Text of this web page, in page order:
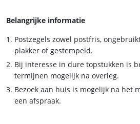
Belangrijke informatie
Postzegels zowel postfris,
plakker of gestempeld.
Bij interesse in dure topstukken is
termijnen mogelijk na overleg.
Bezoek aan huis is mogelijk na het
een afspraak.